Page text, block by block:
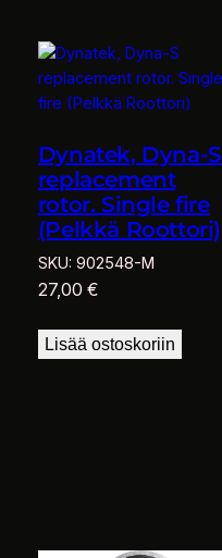
Dynatek, Dyna-S
replacement
rotor. Single fire
(Pelkkä Roottori)
SKU: 902548-M
27,00 €
Lisää ostoskoriin